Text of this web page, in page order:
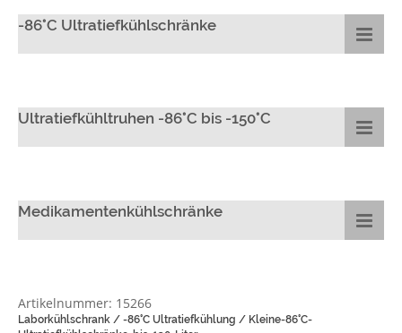
-86°C Ultratiefkühlschränke
Ultratiefkühltruhen -86°C bis -150°C
Medikamentenkühlschränke
Artikelnummer: 15266
Laborkühlschrank / -86°C Ultratiefkühlung / Kleine-86°C-